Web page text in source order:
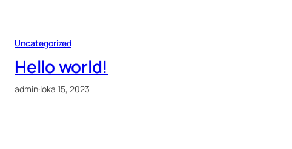
Uncategorized
Hello world!
admin·loka 15, 2023